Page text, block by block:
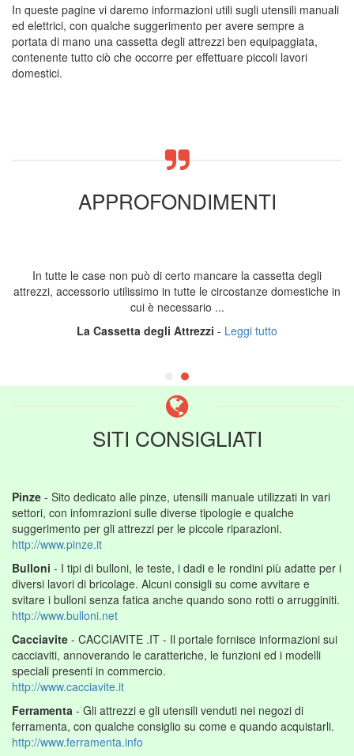
In queste pagine vi daremo informazioni utili sugli utensili manuali
ed elettrici, con qualche suggerimento per avere sempre a
portata di mano una cassetta degli attrezzi ben equipaggiata,
contenente tutto ciò che occorre per effettuare piccoli lavori
domestici.
APPROFONDIMENTI
In tutte le case non può di certo mancare la cassetta degli
attrezzi, accessorio utilissimo in tutte le circostanze domestiche in
cui è necessario ...
La Cassetta degli Attrezzi - Leggi tutto
SITI CONSIGLIATI
Pinze - Sito dedicato alle pinze, utensili manuale utilizzati in vari
settori, con infomrazioni sulle diverse tipologie e qualche
suggerimento per gli attrezzi per le piccole riparazioni.
http://www.pinze.it
Bulloni - I tipi di bulloni, le teste, i dadi e le rondini più adatte per i
diversi lavori di bricolage. Alcuni consigli su come avvitare e
svitare i bulloni senza fatica anche quando sono rotti o arrugginiti.
http://www.bulloni.net
Cacciavite - CACCIAVITE .IT - Il portale fornisce informazioni sui
cacciaviti, annoverando le caratteriche, le funzioni ed i modelli
speciali presenti in commercio.
http://www.cacciavite.it
Ferramenta - Gli attrezzi e gli utensili venduti nei negozi di
ferramenta, con qualche consiglio su come e quando acquistarli.
http://www.ferramenta.info